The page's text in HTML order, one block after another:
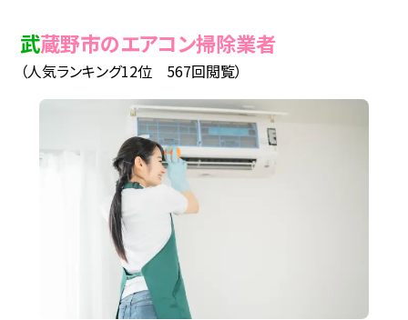
武蔵野市のエアコン掃除業者
（人気ランキング12位 567回閲覧）